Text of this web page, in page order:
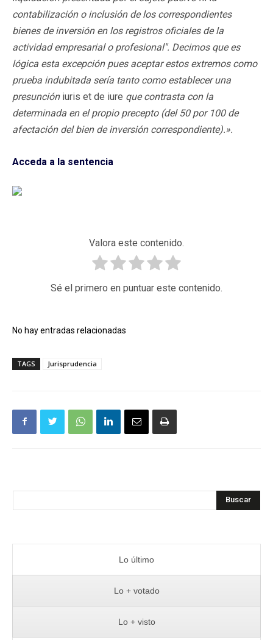
contabilización o inclusión de los correspondientes
bienes de inversión en los registros oficiales de la
actividad empresarial o profesional". Decimos que es
lógica esta excepción pues aceptar estos extremos como
prueba indubitada sería tanto como establecer una
presunción iuris et de iure que contrasta con la
determinada en el propio precepto (del 50 por 100 de
afectación del bien de inversión correspondiente).».
Acceda a la sentencia
Valora este contenido.
Sé el primero en puntuar este contenido.
No hay entradas relacionadas
TAGS Jurisprudencia
Buscar
Lo último
Lo + votado
Lo + visto